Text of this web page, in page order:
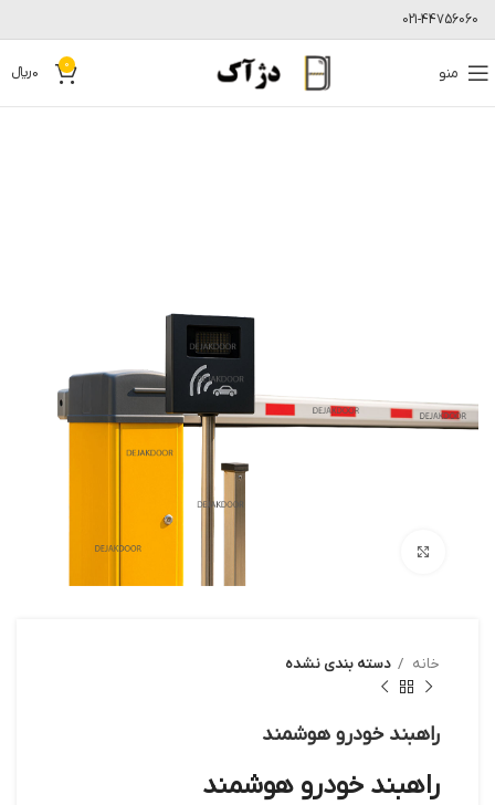
021-44756060
منو 0
0﷼
خانه دسته بندی نشده
راهبند خودرو هوشمند
راهبند خودرو هوشمند